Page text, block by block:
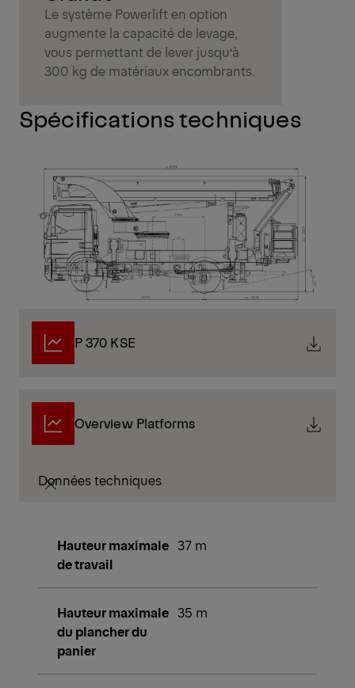
Le système Powerlift en option
augmente la capacité de levage,
vous permettant de lever jusqu’à
300 kg de matériaux encombrants.
Spécifications techniques
P 370 KSE
Overview Platforms
Données techniques
Hauteur maximale
de travail
37 m
Hauteur maximale
du plancher du
panier
35 m